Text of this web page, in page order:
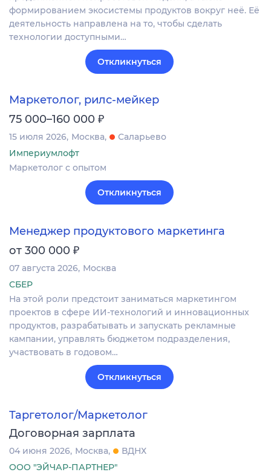
формированием экосистемы продуктов вокруг неё. Её
деятельность направлена на то, чтобы сделать
технологии доступными…
Откликнуться
Маркетолог, рилс-мейкер
75 000–160 000 ₽
15 июля 2026 Москва
Саларьево
Империумлофт
Маркетолог с опытом
Откликнуться
Менеджер продуктового маркетинга
от 300 000 ₽
07 августа 2026 Москва
СБЕР
На этой роли предстоит заниматься маркетингом
проектов в сфере ИИ-технологий и инновационных
продуктов, разрабатывать и запускать рекламные
кампании, управлять бюджетом подразделения,
участвовать в годовом…
Откликнуться
Таргетолог/Маркетолог
Договорная зарплата
04 июня 2026 Москва
ВДНХ
ООО "ЭЙЧАР-ПАРТНЕР"